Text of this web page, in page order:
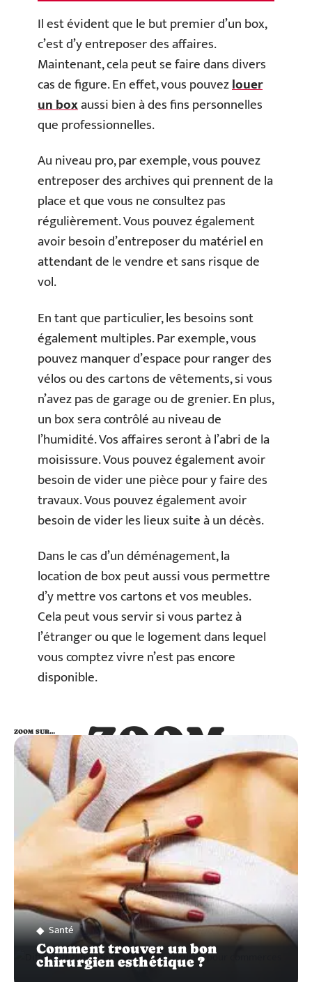
Il est évident que le but premier d’un box,
c’est d’y entreposer des affaires.
Maintenant, cela peut se faire dans divers
cas de figure. En effet, vous pouvezlouer
un boxaussi bien à des fins personnelles
que professionnelles.
Au niveau pro, par exemple, vous pouvez
entreposer des archives qui prennent de la
place et que vous ne consultez pas
régulièrement. Vous pouvez également
avoir besoin d’entreposer du matériel en
attendant de le vendre et sans risque de
vol.
En tant que particulier, les besoins sont
également multiples. Par exemple, vous
pouvez manquer d’espace pour ranger des
vélos ou des cartons de vêtements, si vous
n’avez pas de garage ou de grenier. En plus,
un box sera contrôlé au niveau de
l’humidité. Vos affaires seront à l’abri de la
moisissure. Vous pouvez également avoir
besoin de vider une pièce pour y faire des
travaux. Vous pouvez également avoir
besoin de vider les lieux suite à un décès.
Dans le cas d’un déménagement, la
location de box peut aussi vous permettre
d’y mettre vos cartons et vos meubles.
Cela peut vous servir si vous partez à
l’étranger ou que le logement dans lequel
vous comptez vivre n’est pas encore
disponible.
ZOOM
SUR…
ZOOM SUR…
Santé
Comment trouver un bon
chirurgien esthétique ?